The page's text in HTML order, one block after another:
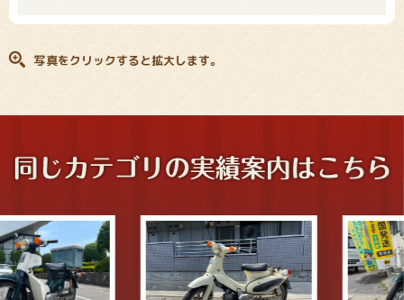
写真をクリックすると拡大します。